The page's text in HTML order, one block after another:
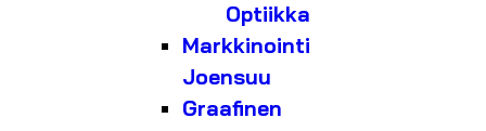
Optiikka
Markkinointi
Joensuu
Graafinen